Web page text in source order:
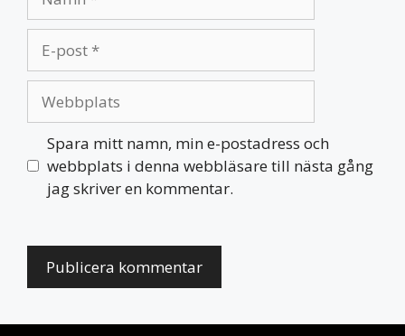
post
Spara mitt namn, min e-postadress och
webbplats i denna webbläsare till nästa gång
jag skriver en kommentar.